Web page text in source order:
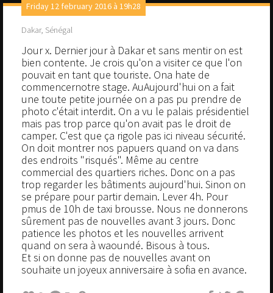
Friday 12 february 2016 à 19h28
Dakar, Sénégal
Jour x. Dernier jour à Dakar et sans mentir on est
bien contente. Je crois qu'on a visiter ce que l'on
pouvait en tant que touriste. Ona hate de
commencernotre stage. AuAujourd'hui on a fait
une toute petite journée on a pas pu prendre de
photo c'était interdit. On a vu le palais présidentiel
mais pas trop parce qu'on avait pas le droit de
camper. C'est que ça rigole pas ici niveau sécurité.
On doit montrer nos papuers quand on va dans
des endroits "risqués". Même au centre
commercial des quartiers riches. Donc on a pas
trop regarder les bâtiments aujourd'hui. Sinon on
se prépare pour partir demain. Lever 4h. Pour
pmus de 10h de taxi brousse. Nous ne donnerons
sûrement pas de nouvelles avant 3 jours. Donc
patience les photos et les nouvelles arrivent
quand on sera à waoundé. Bisous à tous.
Et si on donne pas de nouvelles avant on
souhaite un joyeux anniversaire à sofia en avance.